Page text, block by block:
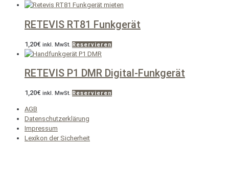
RETEVIS RT81 Funkgerät
1,20€ inkl. MwSt. Reservieren
RETEVIS P1 DMR Digital-Funkgerät
1,20€ inkl. MwSt. Reservieren
AGB
Datenschutzerklärung
Impressum
Lexikon der Sicherheit